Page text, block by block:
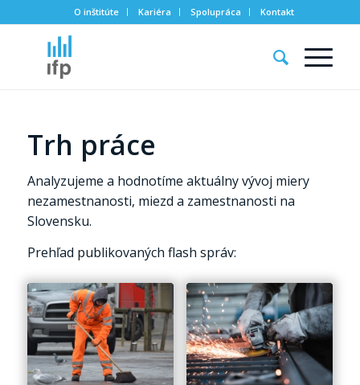
O inštitúte Kariéra Spolupráca Kontakt
Trh práce
Analyzujeme a hodnotíme aktuálny vývoj miery
nezamestnanosti, miezd a zamestnanosti na
Slovensku.
Prehľad publikovaných flash správ: